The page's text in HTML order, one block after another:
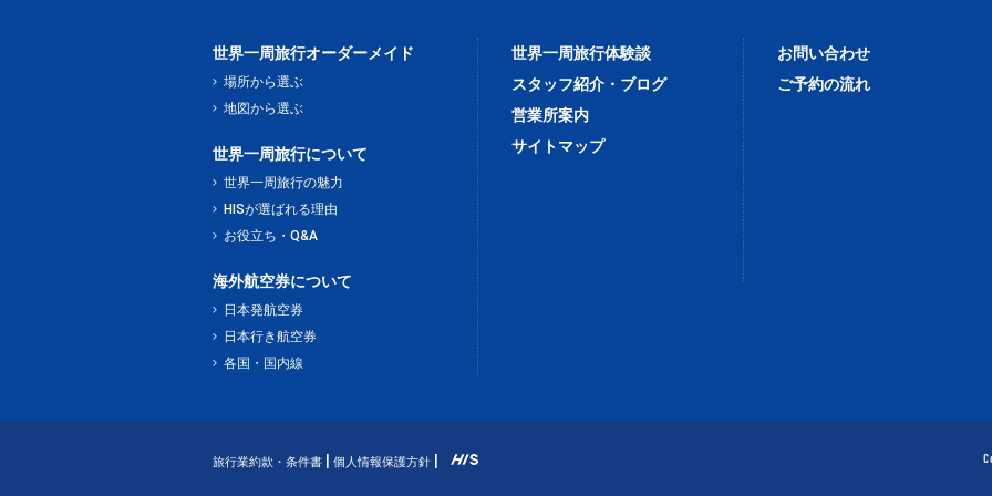
世界一周旅行オーダーメイド
場所から選ぶ
地図から選ぶ
世界一周旅行について
世界一周旅行の魅力
HISが選ばれる理由
お役立ち・Q&A
海外航空券について
日本発航空券
日本行き航空券
各国・国内線
世界一周旅行体験談
スタッフ紹介・ブログ
営業所案内
サイトマップ
お問い合わせ
ご予約の流れ
旅行業約款・条件書 個人情報保護方針